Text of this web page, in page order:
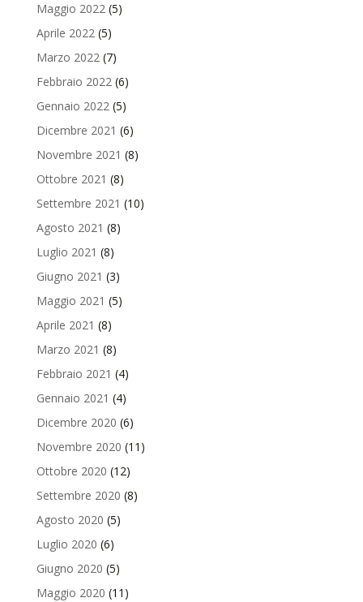
Maggio 2022(5)
Aprile 2022(5)
Marzo 2022(7)
Febbraio 2022(6)
Gennaio 2022(5)
Dicembre 2021 (6)
Novembre 2021 (8)
Ottobre 2021 (8)
Settembre 2021 (10)
Agosto 2021 (8)
Luglio 2021 (8)
Giugno 2021 (3)
Maggio 2021 (5)
Aprile 2021 (8)
Marzo 2021 (8)
Febbraio 2021 (4)
Gennaio 2021 (4)
Dicembre 2020 (6)
Novembre 2020 (11)
Ottobre 2020 (12)
Settembre 2020 (8)
Agosto 2020 (5)
Luglio 2020 (6)
Giugno 2020 (5)
Maggio 2020 (11)